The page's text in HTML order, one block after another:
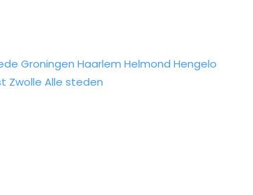
Groningen Haarlem Helmond Hengelo
Zwolle Alle steden